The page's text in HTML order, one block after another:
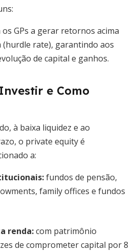
GPs a gerar retornos acima
(hurdle rate), garantindo aos
de capital e ganhos.
e Como
à baixa liquidez e ao
o private equity é
a:
:fundos de pensão,
family offices e fundos
renda:com patrimônio
de comprometer capital por 8